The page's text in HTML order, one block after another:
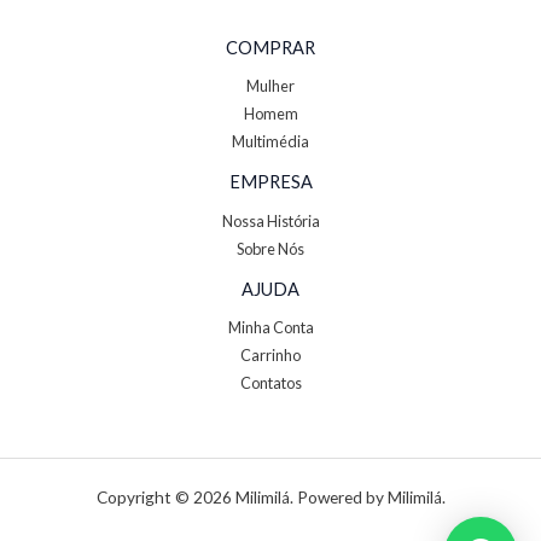
COMPRAR
Mulher
Homem
Multimédia
EMPRESA
Nossa História
Sobre Nós
AJUDA
Minha Conta
Carrinho
Contatos
Copyright © 2026 Milimilá. Powered by Milimilá.